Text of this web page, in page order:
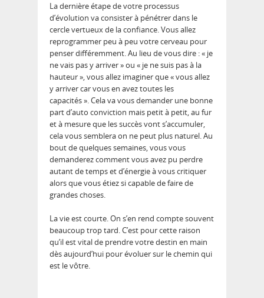
La dernière étape de votre processus
d’évolution va consister à pénétrer dans le
cercle vertueux de la confiance. Vous allez
reprogrammer peu à peu votre cerveau pour
penser différemment. Au lieu de vous dire : « je
ne vais pas y arriver » ou « je ne suis pas à la
hauteur », vous allez imaginer que « vous allez
y arriver car vous en avez toutes les
capacités ». Cela va vous demander une bonne
part d’auto conviction mais petit à petit, au fur
et à mesure que les succès vont s’accumuler,
cela vous semblera on ne peut plus naturel. Au
bout de quelques semaines, vous vous
demanderez comment vous avez pu perdre
autant de temps et d’énergie à vous critiquer
alors que vous étiez si capable de faire de
grandes choses.
La vie est courte. On s’en rend compte souvent
beaucoup trop tard. C’est pour cette raison
qu’il est vital de prendre votre destin en main
dès aujourd’hui pour évoluer sur le chemin qui
est le vôtre.